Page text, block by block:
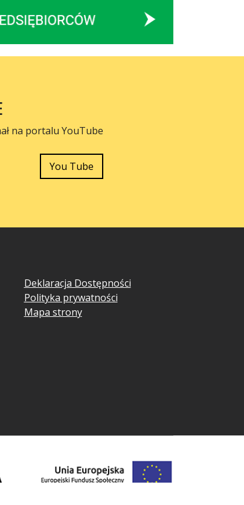
na portalu YouTube
You Tube
Deklaracja Dostępności
Polityka prywatności
Mapa strony